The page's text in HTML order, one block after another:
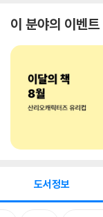
이 분야의 이벤트
도서정보